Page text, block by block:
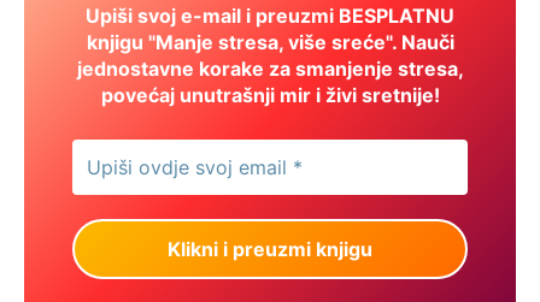
Upiši svoj e-mail i preuzmi BESPLATNU
knjigu "Manje stresa, više sreće". Nauči
jednostavne korake za smanjenje stresa,
povećaj unutrašnji mir i živi sretnije!